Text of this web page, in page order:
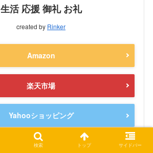
生活 応援 御礼 お礼
created by Rinker
Amazon
楽天市場
Yahooショッピング
検索 トップ サイドバー